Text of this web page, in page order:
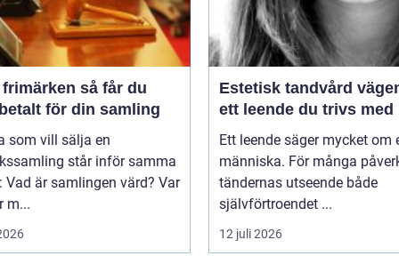
så får du
för din samling
som vill sälja en
står inför samma
Vad är samlingen värd? Var
m...
Estetisk tandvård vägen till
ett leende du trivs med
Ett leende säger mycket om
människa. För många
tändernas utseende både
självförtroendet ...
12 juli 2026